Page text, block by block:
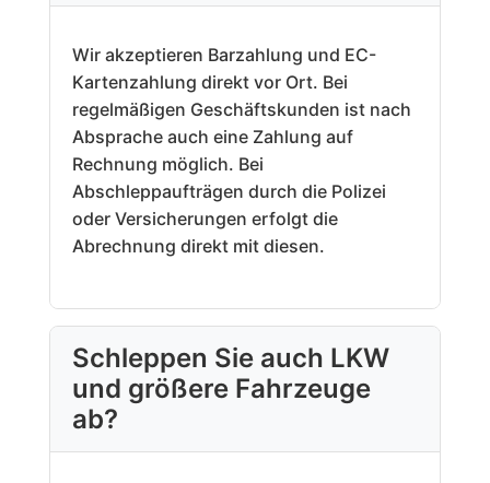
Wir akzeptieren Barzahlung und EC-
Kartenzahlung direkt vor Ort. Bei
regelmäßigen Geschäftskunden ist nach
Absprache auch eine Zahlung auf
Rechnung möglich. Bei
Abschleppaufträgen durch die Polizei
oder Versicherungen erfolgt die
Abrechnung direkt mit diesen.
Schleppen Sie auch LKW
und größere Fahrzeuge
ab?